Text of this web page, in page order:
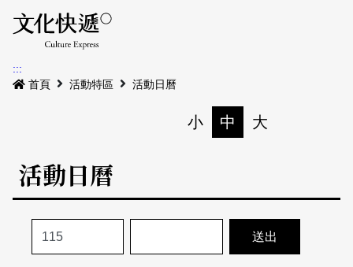
最新公告
本期專題
歷史專題
活動特區
活動列表
關於我們
:::
首頁
活動特區 活動日曆
小 中 大
活動日曆